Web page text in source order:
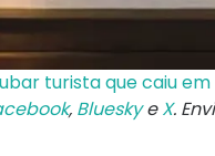
turista que caiu
, BlueskyeX.